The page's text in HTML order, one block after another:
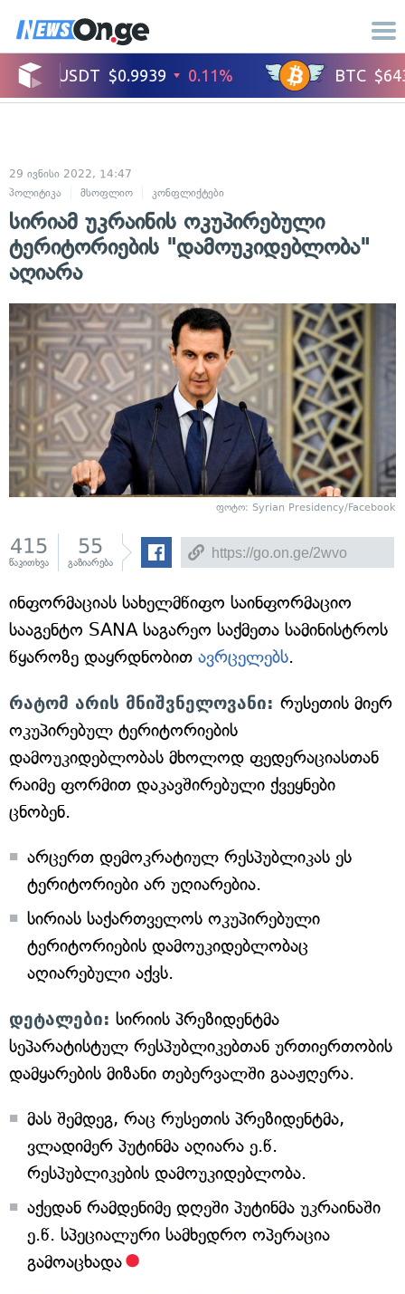
29 ივნისი 2022, 14:47
პოლიტიკა
მსოფლიო კონფლიქტები
სირიამ უკრაინის ოკუპირებული
ტერიტორიების "დამოუკიდებლობა"
აღიარა
ფოტო: Syrian Presidency/Facebook
415
წაკითხვა
55
გაზიარება
ინფორმაციას სახელმწიფო საინფორმაციო
სააგენტო SANA საგარეო საქმეთა სამინისტროს
წყაროზე დაყრდნობით ავრცელებს.
რატომ არის მნიშვნელოვანი: რუსეთის მიერ
ოკუპირებულ ტერიტორიების
დამოუკიდებლობას მხოლოდ ფედერაციასთან
რაიმე ფორმით დაკავშირებული ქვეყნები
ცნობენ.
არცერთ დემოკრატიულ რესპუბლიკას ეს
ტერიტორიები არ უღიარებია.
სირიას საქართველოს ოკუპირებული
ტერიტორიების დამოუკიდებლობაც
აღიარებული აქვს.
დეტალები: სირიის პრეზიდენტმა
სეპარატისტულ რესპუბლიკებთან ურთიერთობის
დამყარების მიზანი თებერვალში გააჟღერა.
მას შემდეგ, რაც რუსეთის პრეზიდენტმა,
ვლადიმერ პუტინმა აღიარა ე.წ.
რესპუბლიკების დამოუკიდებლობა.
აქედან რამდენიმე დღეში პუტინმა უკრაინაში
ე.წ. სპეციალური სამხედრო ოპერაცია
გამოაცხადა